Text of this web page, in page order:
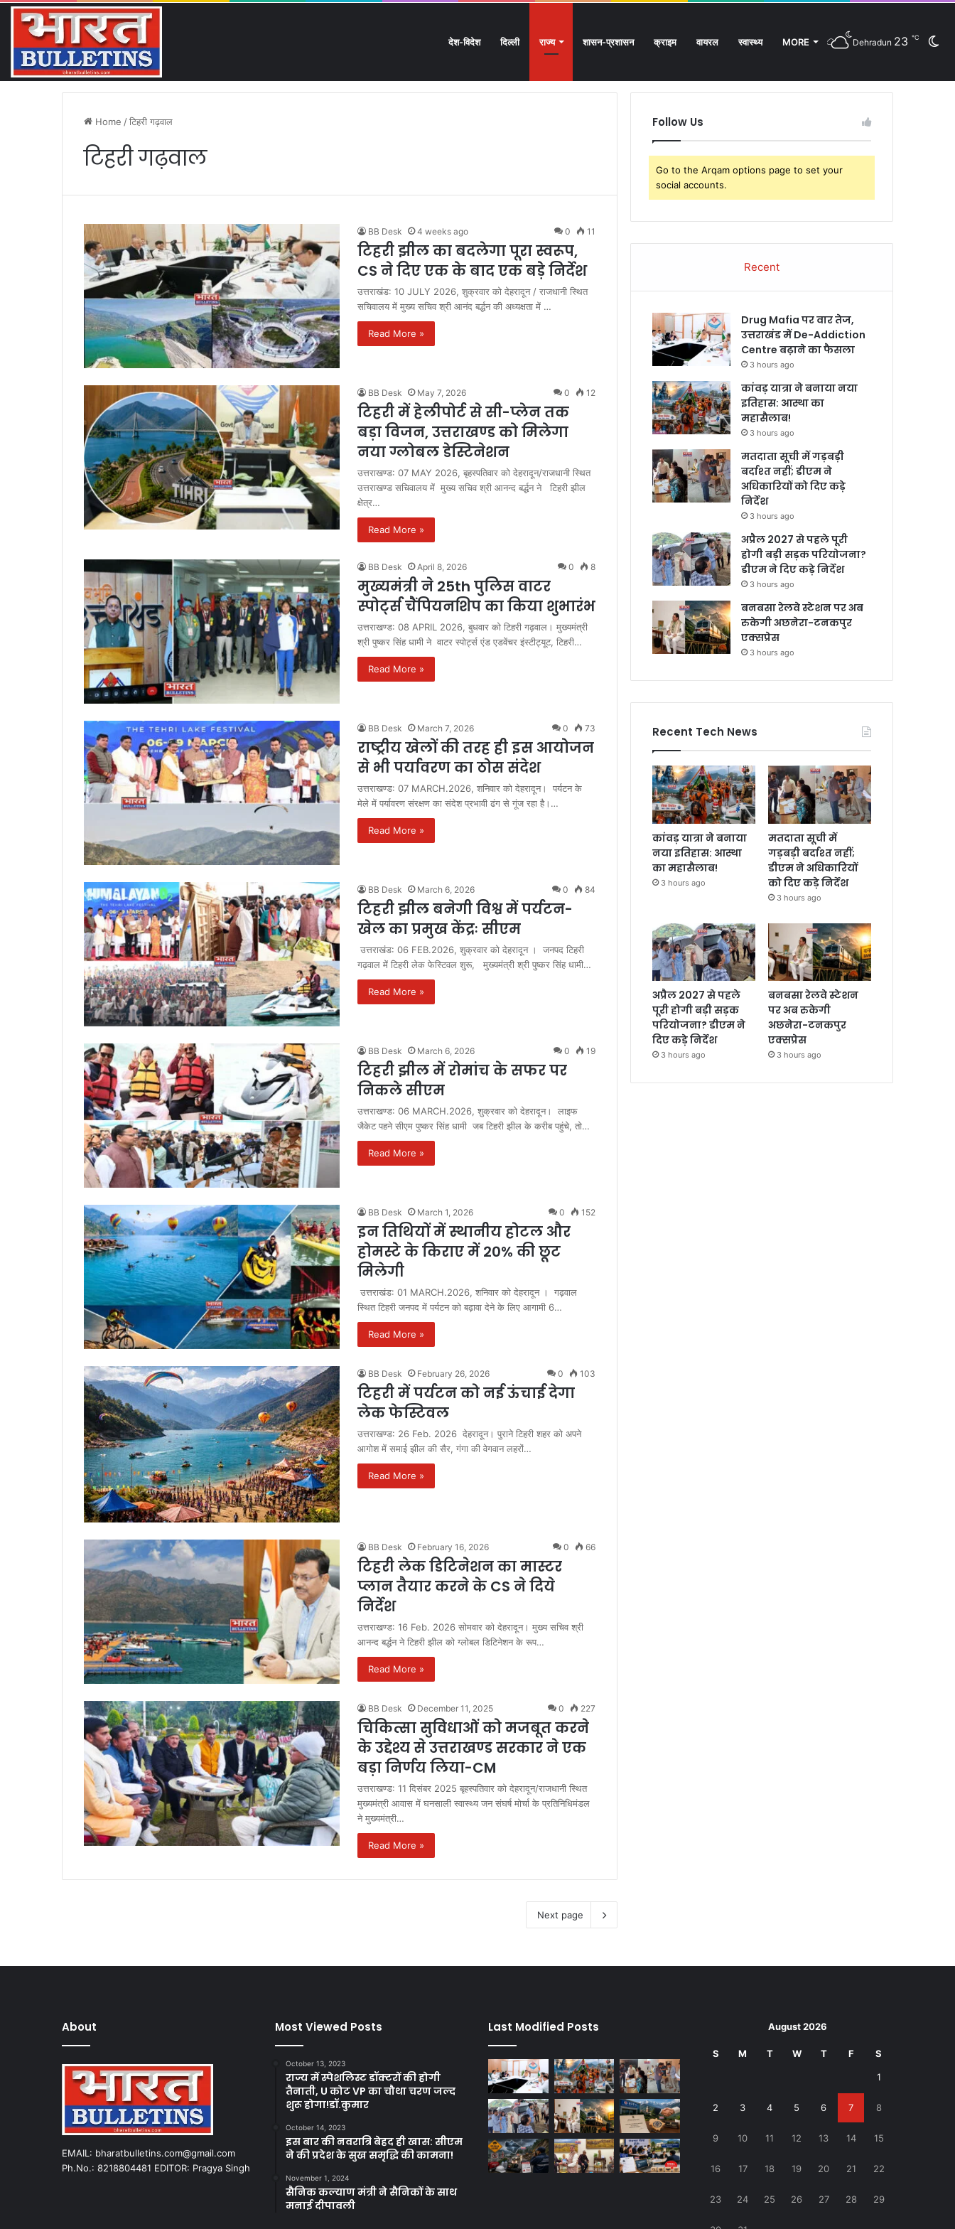
देश-विदेश दिल्ली राज्य शासन-प्रशासन क्राइम वायरल स्वास्थ्य MORE Dehradun 23 ℃
Friday, August 7 2026 Breaking News
Article
In
Home /टिहरी गढ़वाल
टिहरी गढ़वाल
BB Desk 4 weeks ago 0 11
टिहरी झील का बदलेगा पूरा स्वरूप,
CS ने दिए एक के बाद एक बड़े निर्देश
उत्तराखंड: 10 JULY 2026, शुक्रवार को देहरादून / राजधानी स्थित
सचिवालय में मुख्य सचिव श्री आनंद बर्द्धन की अध्यक्षता में …
Read More »
BB Desk May 7, 2026 0 12
टिहरी में हेलीपोर्ट से सी-प्लेन तक
बड़ा विजन, उत्तराखण्ड को मिलेगा
नया ग्लोबल डेस्टिनेशन
उत्तराखण्ड: 07 MAY 2026, बृहस्पतिवार को देहरादून/राजधानी स्थित
उत्तराखण्ड सचिवालय में मुख्य सचिव श्री आनन्द बर्द्धन ने टिहरी झील
क्षेत्र…
Read More »
BB Desk April 8, 2026 0 8
मुख्यमंत्री ने 25th पुलिस वाटर
स्पोर्ट्स चैंपियनशिप का किया शुभारंभ
उत्तराखण्ड: 08 APRIL 2026, बुधवार को टिहरी गढ़वाल। मुख्यमंत्री
श्री पुष्कर सिंह धामी ने वाटर स्पोर्ट्स एंड एडवेंचर इंस्टीट्यूट, टिहरी…
Read More »
BB Desk March 7, 2026 0 73
राष्ट्रीय खेलों की तरह ही इस आयोजन
से भी पर्यावरण का ठोस संदेश
उत्तराखण्ड: 07 MARCH.2026, शनिवार को देहरादून। पर्यटन के
मेले में पर्यावरण संरक्षण का संदेश प्रभावी ढंग से गूंज रहा है।…
Read More »
BB Desk March 6, 2026 0 84
टिहरी झील बनेगी विश्व में पर्यटन-
खेल का प्रमुख केंद्रः सीएम
उत्तराखंड: 06 FEB.2026, शुक्रवार को देहरादून । जनपद टिहरी
गढ़वाल में टिहरी लेक फेस्टिवल शुरू, मुख्यमंत्री श्री पुष्कर सिंह धामी…
Read More »
BB Desk March 6, 2026 0 19
टिहरी झील में रोमांच के सफर पर
निकले सीएम
उत्तराखण्ड: 06 MARCH.2026, शुक्रवार को देहरादून। लाइफ
जैकेट पहने सीएम पुष्कर सिंह धामी जब टिहरी झील के करीब पहुंचे, तो…
Read More »
BB Desk March 1, 2026 0 152
इन तिथियों में स्थानीय होटल और
होमस्टे के किराए में 20% की छूट
मिलेगी
उत्तराखंड: 01 MARCH.2026, शनिवार को देहरादून । गढ़वाल
स्थित टिहरी जनपद में पर्यटन को बढ़ावा देने के लिए आगामी 6…
Read More »
BB Desk February 26, 2026 0 103
टिहरी में पर्यटन को नई ऊंचाई देगा
लेक फेस्टिवल
उत्तराखण्ड: 26 Feb. 2026 देहरादून। पुराने टिहरी शहर को अपने
आगोश में समाई झील की सैर, गंगा की वेगवान लहरों…
Read More »
BB Desk February 16, 2026 0 66
टिहरी लेक डिटिनेशन का मास्टर
प्लान तैयार करने के CS ने दिये
निर्देश
उत्तराखण्ड: 16 Feb. 2026 सोमवार को देहरादून। मुख्य सचिव श्री
आनन्द बर्द्धन ने टिहरी झील को ग्लोबल डिटिनेशन के रूप…
Read More »
BB Desk December 11, 2025 0 227
चिकित्सा सुविधाओं को मजबूत करने
के उद्देश्य से उत्तराखण्ड सरकार ने एक
बड़ा निर्णय लिया-CM
उत्तराखण्ड: 11 दिसंबर 2025 बृहस्पतिवार को देहरादून/राजधानी स्थित
मुख्यमंत्री आवास में घनसाली स्वास्थ्य जन संघर्ष मोर्चा के प्रतिनिधिमंडल
ने मुख्यमंत्री…
Read More »
Next page
Follow Us
Go to the Arqam options page to set your
social accounts.
Recent
Drug Mafia पर वार तेज,
उत्तराखंड में De-Addiction
Centre बढ़ाने का फैसला
3 hours ago
कांवड़ यात्रा ने बनाया नया
इतिहास: आस्था का
महासैलाब!
3 hours ago
मतदाता सूची में गड़बड़ी
बर्दाश्त नहीं; डीएम ने
अधिकारियों को दिए कड़े
निर्देश
3 hours ago
अप्रैल 2027 से पहले पूरी
होगी बड़ी सड़क परियोजना?
डीएम ने दिए कड़े निर्देश
3 hours ago
बनबसा रेलवे स्टेशन पर अब
रुकेगी अछनेरा-टनकपुर
एक्सप्रेस
3 hours ago
Recent Tech News
कांवड़ यात्रा ने बनाया
नया इतिहास: आस्था
का महासैलाब!
3 hours ago
मतदाता सूची में
गड़बड़ी बर्दाश्त नहीं;
डीएम ने अधिकारियों
को दिए कड़े निर्देश
3 hours ago
अप्रैल 2027 से पहले
पूरी होगी बड़ी सड़क
परियोजना? डीएम ने
दिए कड़े निर्देश
3 hours ago
बनबसा रेलवे स्टेशन
पर अब रुकेगी
अछनेरा-टनकपुर
एक्सप्रेस
3 hours ago
About
EMAIL: bharatbulletins.com@gmail.com
Ph.No.: 8218804481 EDITOR: Pragya Singh
Most Viewed Posts
October 13, 2023
राज्य में स्पेशलिस्ट डॉक्टरों की होगी
तैनाती, U कोट VP का चौथा चरण जल्द
शुरू होगा!डॉ.कुमार
October 14, 2023
इस बार की नवरात्रि बेहद ही खास: सीएम
ने की प्रदेश के सुख समृद्धि की कामना!
November 1, 2024
सैनिक कल्याण मंत्री ने सैनिकों के साथ
मनाई दीपावली
Last Modified Posts August 2026
S M T W T F S
1
2 3 4 5 6 7 8
9 10 11 12 13 14 15
16 17 18 19 20 21 22
23 24 25 26 27 28 29